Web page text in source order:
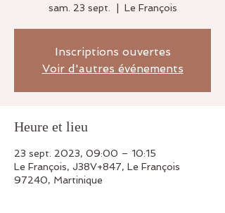
sam. 23 sept. Le François
Inscriptions ouvertes
Voir d'autres événements
Heure et lieu
23 sept. 2023, 09:00 – 10:15
Le François, J38V+847, Le François
97240, Martinique